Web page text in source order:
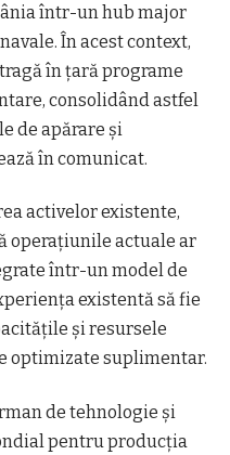
într-un hub major
În acest context,
în ţară programe
consolidând astfel
de apărare şi
în comunicat.
activelor existente,
operaţiunile actuale ar
într-un model de
existentă să fie
şi resursele
optimizate suplimentar.
de tehnologie şi
pentru producţia